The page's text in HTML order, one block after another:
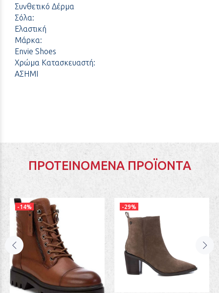
Συνθετικό Δέρμα
Σόλα:
Ελαστική
Μάρκα:
Envie Shoes
Χρώμα Κατασκευαστή:
ΑΣΗΜΙ
ΠΡΟΤΕΙΝΌΜΕΝΑ ΠΡΟΪΌΝΤΑ
-14% -29%